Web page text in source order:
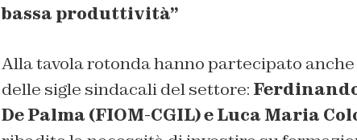
bassa produttività”
Alla tavola rotonda hanno partecipato
delle sigle sindacali del settore:
De Palma (FIOM-CGIL) e Luca Maria